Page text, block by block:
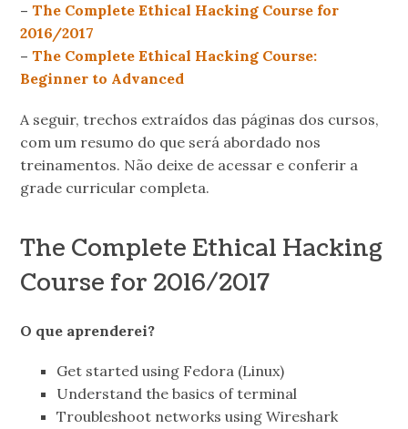
–The Complete Ethical Hacking Course for
2016/2017
–The Complete Ethical Hacking Course:
Beginner to Advanced
A seguir, trechos extraídos das páginas dos cursos,
com um resumo do que será abordado nos
treinamentos. Não deixe de acessar e conferir a
grade curricular completa.
The Complete Ethical Hacking
Course for 2016/2017
O que aprenderei?
Get started using Fedora (Linux)
Understand the basics of terminal
Troubleshoot networks using Wireshark